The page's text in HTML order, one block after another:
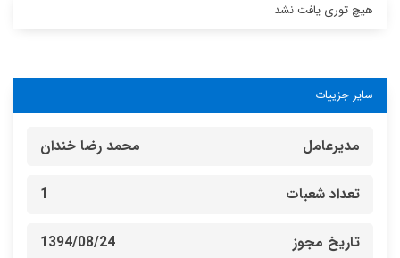
هیچ توری یافت نشد
سایر جزییات
مدیرعامل محمد رضا خندان
تعداد شعبات 1
تاریخ مجوز 1394/08/24